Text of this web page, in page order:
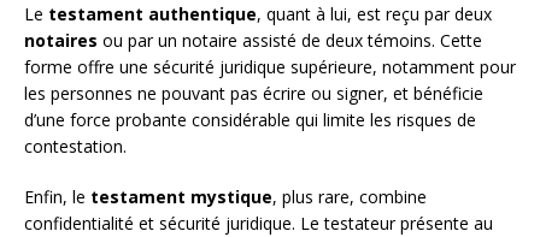
Le testament authentique, quant à lui, est reçu par deux
notaires ou par un notaire assisté de deux témoins. Cette
forme offre une sécurité juridique supérieure, notamment pour
les personnes ne pouvant pas écrire ou signer, et bénéficie
d’une force probante considérable qui limite les risques de
contestation.
Enfin, le testament mystique, plus rare, combine
confidentialité et sécurité juridique. Le testateur présente au